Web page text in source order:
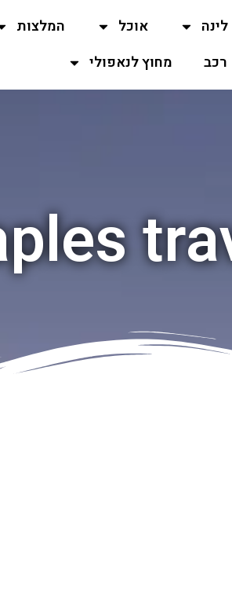
לינה אוכל המלצות
רכב
מחוץ לנאפולי